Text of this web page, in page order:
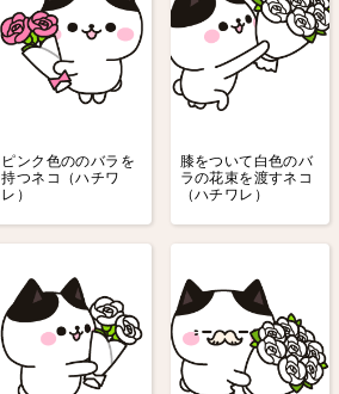
ピンク色ののバラを
持つネコ（ハチワ
レ）
膝をついて白色のバ
ラの花束を渡すネコ
（ハチワレ）